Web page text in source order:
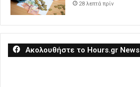
28 λεπτά πρίν
Ακολουθήστε το Hours.gr News